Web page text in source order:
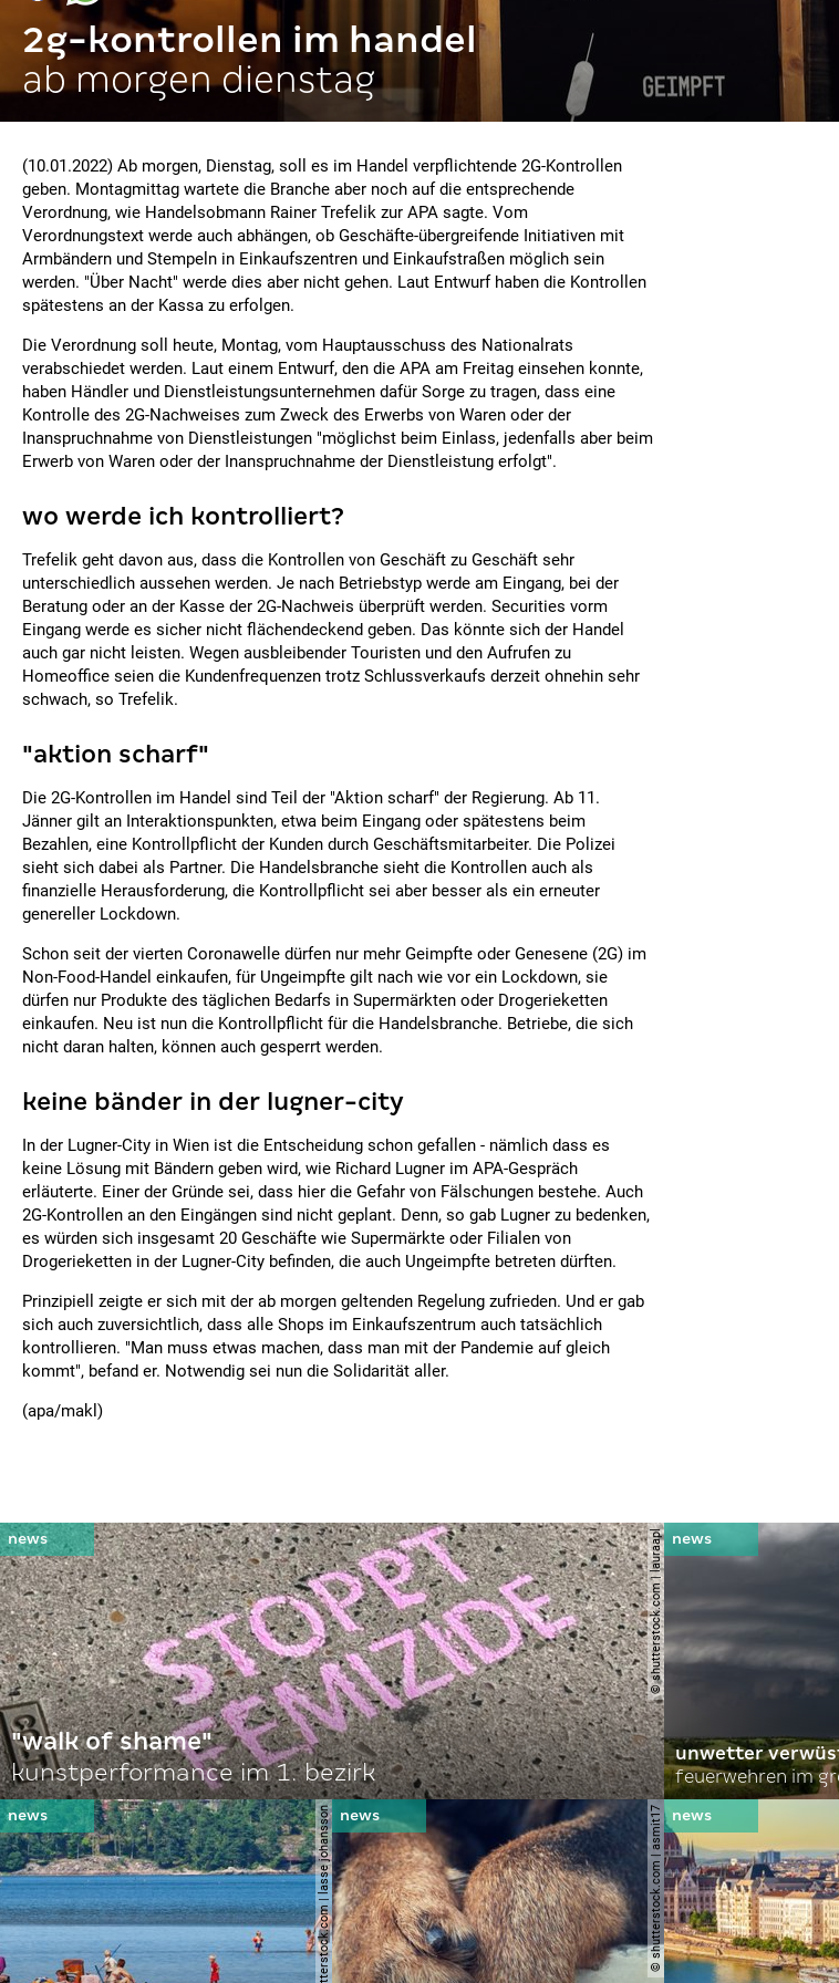
2g-kontrollen im handel
ab morgen dienstag
(10.01.2022) Ab morgen, Dienstag, soll es im Handel verpflichtende 2G-Kontrollen
geben. Montagmittag wartete die Branche aber noch auf die entsprechende
Verordnung, wie Handelsobmann Rainer Trefelik zur APA sagte. Vom
Verordnungstext werde auch abhängen, ob Geschäfte-übergreifende Initiativen mit
Armbändern und Stempeln in Einkaufszentren und Einkaufstraßen möglich sein
werden. "Über Nacht" werde dies aber nicht gehen. Laut Entwurf haben die Kontrollen
spätestens an der Kassa zu erfolgen.
Die Verordnung soll heute, Montag, vom Hauptausschuss des Nationalrats
verabschiedet werden. Laut einem Entwurf, den die APA am Freitag einsehen konnte,
haben Händler und Dienstleistungsunternehmen dafür Sorge zu tragen, dass eine
Kontrolle des 2G-Nachweises zum Zweck des Erwerbs von Waren oder der
Inanspruchnahme von Dienstleistungen "möglichst beim Einlass, jedenfalls aber beim
Erwerb von Waren oder der Inanspruchnahme der Dienstleistung erfolgt".
wo werde ich kontrolliert?
Trefelik geht davon aus, dass die Kontrollen von Geschäft zu Geschäft sehr
unterschiedlich aussehen werden. Je nach Betriebstyp werde am Eingang, bei der
Beratung oder an der Kasse der 2G-Nachweis überprüft werden. Securities vorm
Eingang werde es sicher nicht flächendeckend geben. Das könnte sich der Handel
auch gar nicht leisten. Wegen ausbleibender Touristen und den Aufrufen zu
Homeoffice seien die Kundenfrequenzen trotz Schlussverkaufs derzeit ohnehin sehr
schwach, so Trefelik.
"aktion scharf"
Die 2G-Kontrollen im Handel sind Teil der "Aktion scharf" der Regierung. Ab 11.
Jänner gilt an Interaktionspunkten, etwa beim Eingang oder spätestens beim
Bezahlen, eine Kontrollpflicht der Kunden durch Geschäftsmitarbeiter. Die Polizei
sieht sich dabei als Partner. Die Handelsbranche sieht die Kontrollen auch als
finanzielle Herausforderung, die Kontrollpflicht sei aber besser als ein erneuter
genereller Lockdown.
Schon seit der vierten Coronawelle dürfen nur mehr Geimpfte oder Genesene (2G) im
Non-Food-Handel einkaufen, für Ungeimpfte gilt nach wie vor ein Lockdown, sie
dürfen nur Produkte des täglichen Bedarfs in Supermärkten oder Drogerieketten
einkaufen. Neu ist nun die Kontrollpflicht für die Handelsbranche. Betriebe, die sich
nicht daran halten, können auch gesperrt werden.
keine bänder in der lugner-city
In der Lugner-City in Wien ist die Entscheidung schon gefallen - nämlich dass es
keine Lösung mit Bändern geben wird, wie Richard Lugner im APA-Gespräch
erläuterte. Einer der Gründe sei, dass hier die Gefahr von Fälschungen bestehe. Auch
2G-Kontrollen an den Eingängen sind nicht geplant. Denn, so gab Lugner zu bedenken,
es würden sich insgesamt 20 Geschäfte wie Supermärkte oder Filialen von
Drogerieketten in der Lugner-City befinden, die auch Ungeimpfte betreten dürften.
Prinzipiell zeigte er sich mit der ab morgen geltenden Regelung zufrieden. Und er gab
sich auch zuversichtlich, dass alle Shops im Einkaufszentrum auch tatsächlich
kontrollieren. "Man muss etwas machen, dass man mit der Pandemie auf gleich
kommt", befand er. Notwendig sei nun die Solidarität aller.
(apa/makl)
© shutterstock.com | lauraapl
"walk of shame"
kunstperformance im 1. bezirk
unwetter
feuerwehren im
© shutterstock.com | lasse johansson © shutterstock.com | asmit17